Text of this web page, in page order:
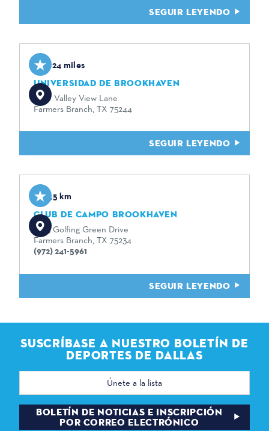
SEGUIR LEYENDO
2.24 miles
UNIVERSIDAD DE BROOKHAVEN
3939 Valley View Lane
Farmers Branch, TX 75244
SEGUIR LEYENDO
3,5 km
CLUB DE CAMPO BROOKHAVEN
3333 Golfing Green Drive
Farmers Branch, TX 75234
(972) 241-5961
SEGUIR LEYENDO
SUSCRÍBASE A NUESTRO BOLETÍN DE
DEPORTES DE DALLAS
Dirección
correo
electrónico
BOLETÍN DE NOTICIAS E INSCRIPCIÓN
POR CORREO ELECTRÓNICO